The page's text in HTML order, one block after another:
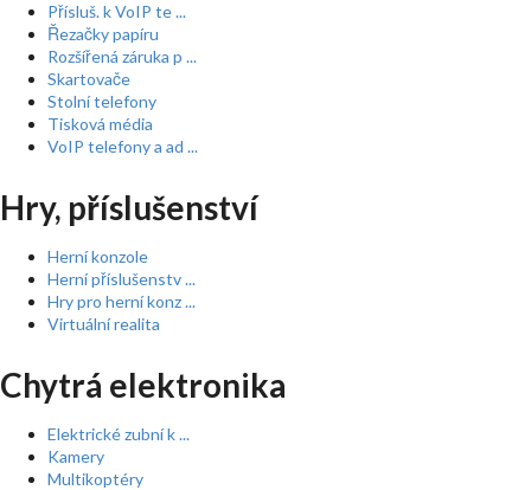
Přísluš. k VoIP te ...
Řezačky papíru
Rozšířená záruka p ...
Skartovače
Stolní telefony
Tisková média
VoIP telefony a ad ...
Hry, příslušenství
Herní konzole
Herní příslušenstv ...
Hry pro herní konz ...
Virtuální realita
Chytrá elektronika
Elektrické zubní k ...
Kamery
Multikoptéry